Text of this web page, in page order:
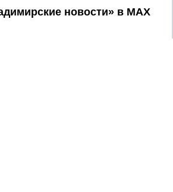
Принять